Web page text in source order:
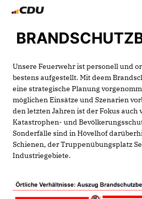
Unsere Feuerwehr ist personell und
bestens aufgestellt. Mit deem
eine strategische Planung
möglichen Einsätze und Szenarien
den letzten Jahren ist der Fokus auch
Katastrophen- und
Sonderfälle sind in Hövelhof
Schienen, der Truppenübungsplatz
Industriegebiete.